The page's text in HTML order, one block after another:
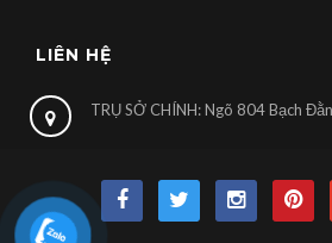
LIÊN HỆ
TRỤ SỞ CHÍNH: Ngõ 804 Bạch